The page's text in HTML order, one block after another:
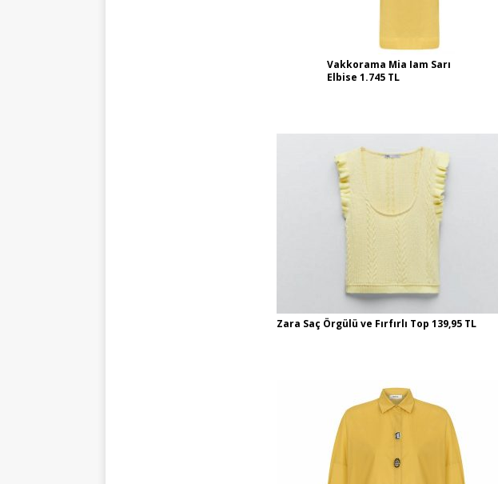
Vakkorama Mia Iam Sarı
Elbise 1.745 TL
Zara Saç Örgülü ve Fırfırlı Top 139,95 TL